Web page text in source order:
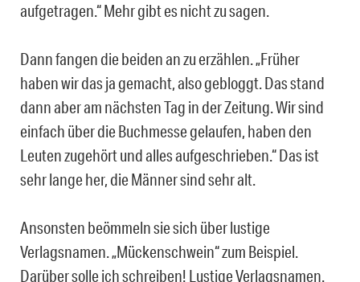
aufgetragen.“ Mehr gibt es nicht zu sagen.
Dann fangen die beiden an zu erzählen. „Früher
haben wir das ja gemacht, also gebloggt. Das stand
dann aber am nächsten Tag in der Zeitung. Wir sind
einfach über die Buchmesse gelaufen, haben den
Leuten zugehört und alles aufgeschrieben.“ Das ist
sehr lange her, die Männer sind sehr alt.
Ansonsten beömmeln sie sich über lustige
Verlagsnamen. „Mückenschwein“ zum Beispiel.
Darüber solle ich schreiben! Lustige Verlagsnamen.